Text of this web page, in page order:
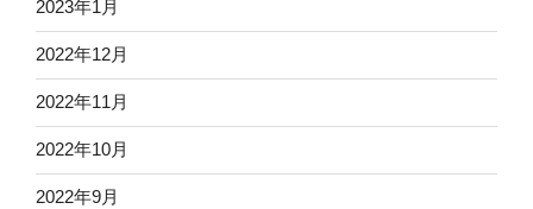
2023年1月
2022年12月
2022年11月
2022年10月
2022年9月